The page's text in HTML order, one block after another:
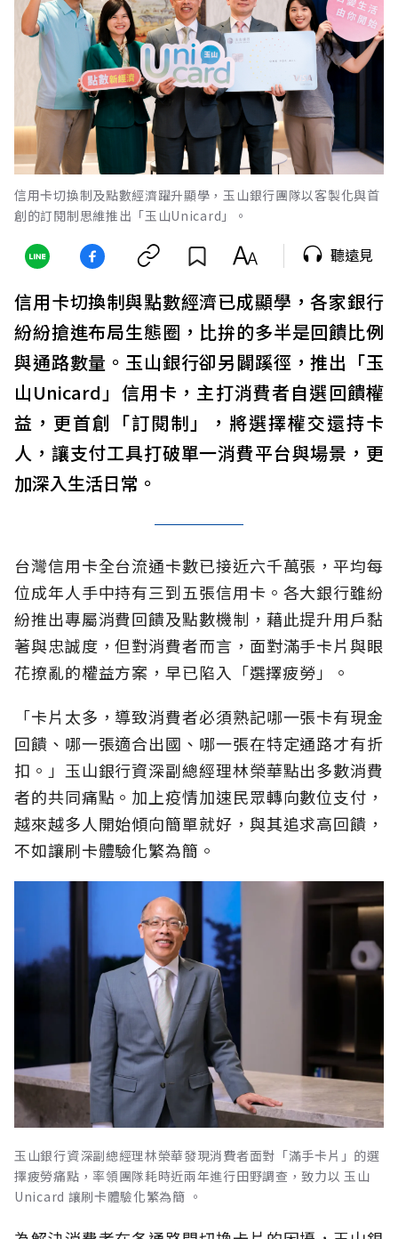
信用卡切換制及點數經濟躍升顯學，玉山銀行團隊以客製化與首
創的訂閱制思維推出「玉山Unicard」。
聽遠見
信用卡切換制與點數經濟已成顯學，各家銀行
紛紛搶進布局生態圈，比拚的多半是回饋比例
與通路數量。玉山銀行卻另闢蹊徑，推出「玉
山Unicard」信用卡，主打消費者自選回饋權
益，更首創「訂閱制」，將選擇權交還持卡
人，讓支付工具打破單一消費平台與場景，更
加深入生活日常。
台灣信用卡全台流通卡數已接近六千萬張，平均每
位成年人手中持有三到五張信用卡。各大銀行雖紛
紛推出專屬消費回饋及點數機制，藉此提升用戶黏
著與忠誠度，但對消費者而言，面對滿手卡片與眼
花撩亂的權益方案，早已陷入「選擇疲勞」。
「卡片太多，導致消費者必須熟記哪一張卡有現金
回饋、哪一張適合出國、哪一張在特定通路才有折
扣。」玉山銀行資深副總經理林榮華點出多數消費
者的共同痛點。加上疫情加速民眾轉向數位支付，
越來越多人開始傾向簡單就好，與其追求高回饋，
不如讓刷卡體驗化繁為簡。
玉山銀行資深副總經理林榮華發現消費者面對「滿手卡片」的選
擇疲勞痛點，率領團隊耗時近兩年進行田野調查，致力以 玉山
Unicard 讓刷卡體驗化繁為簡 。